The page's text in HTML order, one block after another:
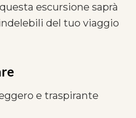
escursione saprà
del tuo viaggio
e traspirante